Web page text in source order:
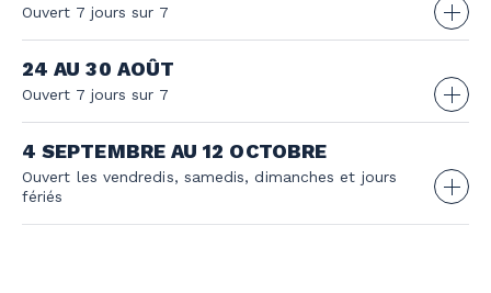
Lun. au mer.
11h à 18h
Ven. au dim. et fériés
Jeudi 25 juin
10h à 20h
Jeudi 2 juillet
10h à 20h
Ouvert 7 jours sur 7
EXPRESS DU VILLAGE
Lun. au jeu.
11h à 18h
24 AU 30 AOÛT
Ouvert 7 jours sur 7
EXPRESS DU VILLAGE
Lun. au jeu.
11h à 17h
4 SEPTEMBRE AU 12 OCTOBRE
Ouvert les vendredis, samedis, dimanches et jours
fériés